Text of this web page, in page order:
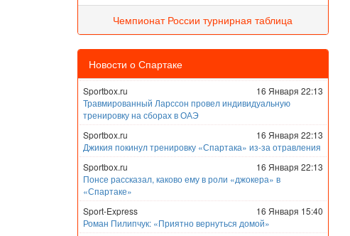
Чемпионат России турнирная таблица
Новости о Спартаке
Sportbox.ru
16 Января 22:13
Травмированный Ларссон провел индивидуальную
тренировку на сборах в ОАЭ
Sportbox.ru
16 Января 22:13
Джикия покинул тренировку «Спартака» из-за отравления
Sportbox.ru
16 Января 22:13
Понсе рассказал, каково ему в роли «джокера» в
«Спартаке»
Sport-Express
16 Января 15:40
Роман Пилипчук: «Приятно вернуться домой»